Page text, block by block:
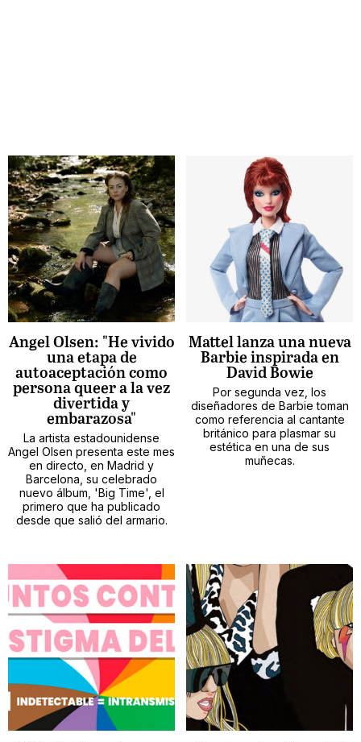
Angel Olsen: "He vivido
una etapa de
autoaceptación como
persona queer a la vez
divertida y
embarazosa"
La artista estadounidense
Angel Olsen presenta este mes
en directo, en Madrid y
Barcelona, su celebrado
nuevo álbum, 'Big Time', el
primero que ha publicado
desde que salió del armario.
Mattel lanza una nueva
Barbie inspirada en
David Bowie
Por segunda vez, los
diseñadores de Barbie toman
como referencia al cantante
británico para plasmar su
estética en una de sus
muñecas.